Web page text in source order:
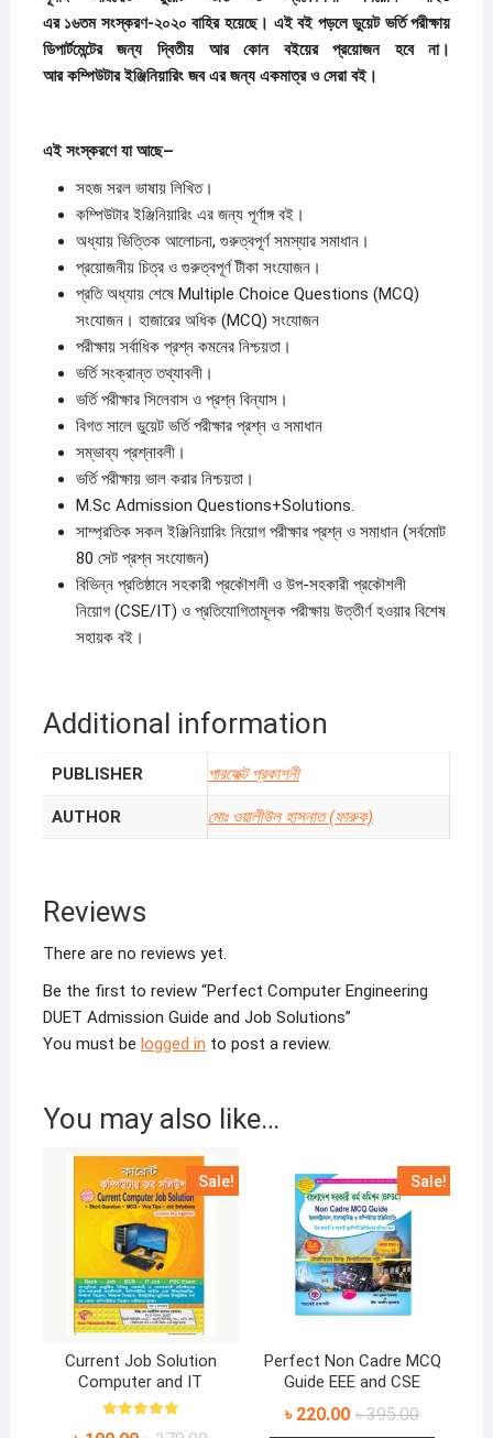
এর১৬তমসংস্করণ-২০২০বাহির হয়েছে। এই বই পড়লে ডুয়েট ভর্তি পরীক্ষায়
ডিপার্টমেন্টের
জন্য দ্বিতীয় আর কোন বইয়ের প্রয়োজন হবে
না।
আরকম্পিউটারইঞ্জিনিয়ারিং জব এর জন্য একমাত্র ও সেরা বই।
এই সংস্করণে যা আছে–
সহজ সরল ভাষায় লিখিত।
কম্পিউটার ইঞ্জিনিয়ারিং এর জন্য পূর্ণাঙ্গ বই।
অধ্যায় ভিত্তিক আলোচনা, গুরুত্বপূর্ণ সমস্যার সমাধান।
প্রয়োজনীয় চিত্র ও গুরুত্বপূর্ণ টীকা সংযোজন।
প্রতি অধ্যায় শেষে Multiple Choice Questions (MCQ)
সংযোজন। হাজারের অধিক (MCQ) সংযোজন
পরীক্ষায় সর্বাধিক প্রশ্ন কমনের নিশ্চয়তা।
ভর্তি সংক্রান্ত তথ্যাবলী।
ভর্তি পরীক্ষার সিলেবাস ও প্রশ্ন বিন্যাস।
বিগত সালে ডুয়েট ভর্তি পরীক্ষার প্রশ্ন ও সমাধান
সম্ভাব্য প্রশ্নাবলী।
ভর্তি পরীক্ষায় ভাল করার নিশ্চয়তা।
M.Sc Admission Questions+Solutions.
সাম্প্রতিক সকল ইঞ্জিনিয়ারিং নিয়োগ পরীক্ষার প্রশ্ন ও সমাধান (সর্বমোট
80 সেট প্রশ্ন সংযোজন)
বিভিন্ন প্রতিষ্ঠানে সহকারী প্রকৌশলী ও উপ-সহকারী প্রকৌশলী
নিয়োগ (CSE/IT) ও প্রতিযোগিতামূলক পরীক্ষায় উত্তীর্ণ হওয়ার বিশেষ
সহায়ক বই।
Additional information
PUBLISHER পারফেক্ট প্রকাশনী
AUTHOR মোঃ ওয়ালীউল হাসনাত (ফারুক)
Reviews
There are no reviews yet.
Be the first to review “Perfect Computer Engineering
DUET Admission Guide and Job Solutions”
You must be logged in to post a review.
You may also like…
Sale!
Current Job Solution
Computer and IT
Sale!
Perfect Non Cadre MCQ
Guide EEE and CSE
৳395.00Original
৳ 220.00
Current